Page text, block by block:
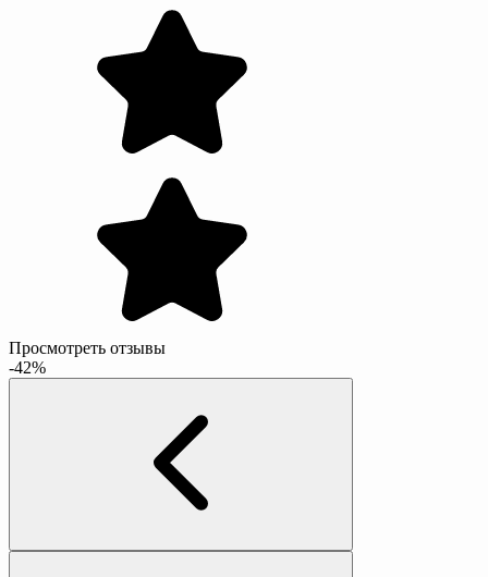
Просмотреть отзывы
-42%